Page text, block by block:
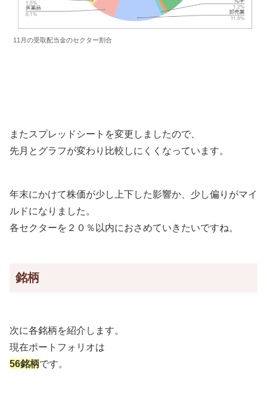
11月の受取配当金のセクター割合
またスプレッドシートを変更しましたので、
先月とグラフが変わり比較しにくくなっています。
年末にかけて株価が少し上下した影響か、少し偏りがマイ
ルドになりました。
各セクターを２０％以内におさめていきたいですね。
銘柄
次に各銘柄を紹介します。
現在ポートフォリオは
56銘柄です。